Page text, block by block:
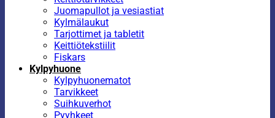
Juomapullot ja vesiastiat
Kylmälaukut
Tarjottimet ja tabletit
Keittiötekstiilit
Fiskars
Kylpyhuone
Kylpyhuonematot
Tarvikkeet
Suihkuverhot
Pyyhkeet